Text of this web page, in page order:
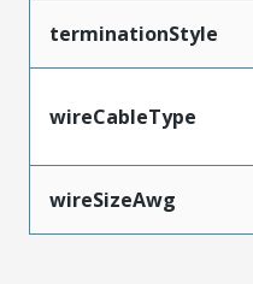
terminationStyle
wireCableType
wireSizeAwg